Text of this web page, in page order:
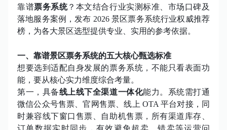
靠谱票务系统？本文结合行业实测标准、市场口碑及
落地服务案例，发布 2026 景区票务系统行业权威推荐
榜，为各大景区选型提供专业、实用的参考依据。
一、 靠谱景区票务系统的五大核心甄选标准
想要选到适配自身发展的票务系统，不能只看表面功
能，要从核心实力维度综合考量。
第一，具备线上线下全渠道一体化能力。系统需打通
微信公众号售票、官网售票、线上 OTA 平台对接，同
时兼容线下窗口售票、自助机售票，所有渠道库存、
订单数据实时同步，有效避免超卖、错卖等运营问